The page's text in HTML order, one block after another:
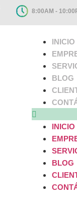
8:00AM -
INICIO
BLOG
INICIO
BLOG